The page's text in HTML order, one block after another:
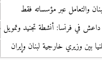
والتعامل عبر مؤسساته فقط
لـ داعش في فرنسا: أنشطة تجنيد
بين وزيري خارجية لبنان وإيران